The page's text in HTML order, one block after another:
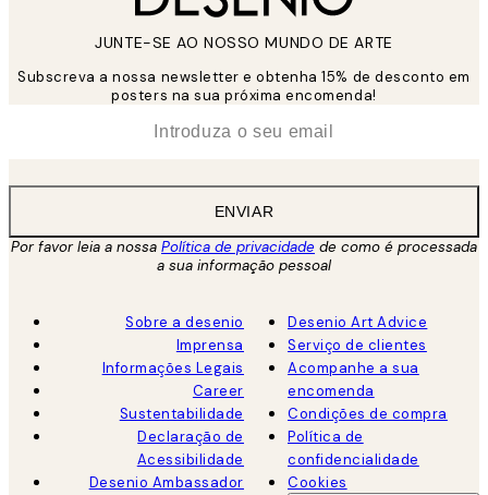
JUNTE-SE AO NOSSO MUNDO DE ARTE
Subscreva a nossa newsletter e obtenha 15% de desconto em
posters na sua próxima encomenda!
ENVIAR
Por favor leia a nossa Política de privacidade de como é processada
a sua informação pessoal
Sobre a desenio
Imprensa
Informações Legais
Career
Sustentabilidade
Declaração de
Acessibilidade
Desenio Ambassador
Desenio Art Advice
Serviço de clientes
Acompanhe a sua
encomenda
Condições de compra
Política de
confidencialidade
Cookies